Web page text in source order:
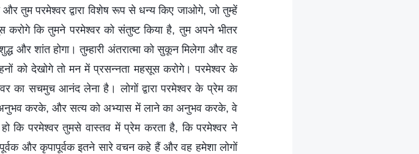
और तुम परमेश्वर द्वारा विशेष रूप से धन्य किए जाओगे, जो तुम्हें
कि तुमने परमेश्वर को संतुष्ट किया है, तुम अपने भीतर
और शांत होगा। तुम्हारी अंतरात्मा को सुकून मिलेगा और वह
को देखोगे तो मन में प्रसन्नता महसूस करोगे। परमेश्वर के
सचमुच आनंद लेना है। लोगों द्वारा परमेश्वर के प्रेम का
अनुभव करके, और सत्य को अभ्यास में लाने का अनुभव करके, वे
कि परमेश्वर तुमसे वास्तव में प्रेम करता है, कि परमेश्वर ने
और कृपापूर्वक इतने सारे वचन कहे हैं और वह हमेशा लोगों